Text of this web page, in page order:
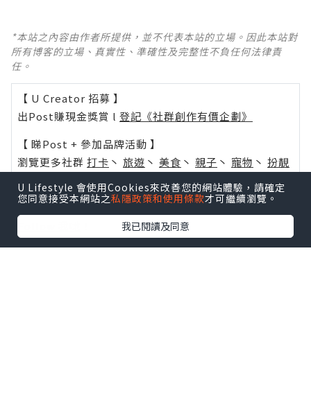
*本站之內容由作者所提供，並不代表本站的立場。因此本站對
所有博客的立場、真實性、準確性及完整性不負任何法律責
任。
【 U Creator 招募 】
出Post賺現金獎賞 l 登記《社群創作有價企劃》
【 睇Post + 參加品牌活動 】
瀏覽更多社群 打卡 丶 旅遊 丶 美食 丶 親子 丶 寵物 丶 扮靚
活動情報
U Blog開咗WhatsApp啦！發掘更多吃喝玩樂資訊！
U Lifestyle 會使用Cookies來改善您的網站體驗，請確定
您同意接受本網站之私隱政策和使用條款才可繼續瀏覽。
我已閱讀及同意